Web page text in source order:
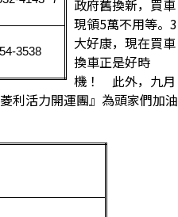
3538
政府舊換新，買車
現領5萬不用等。3
大好康，現在買車
換車正是好時
機！ 此外，九月
利活力開運團』為頭家們加油